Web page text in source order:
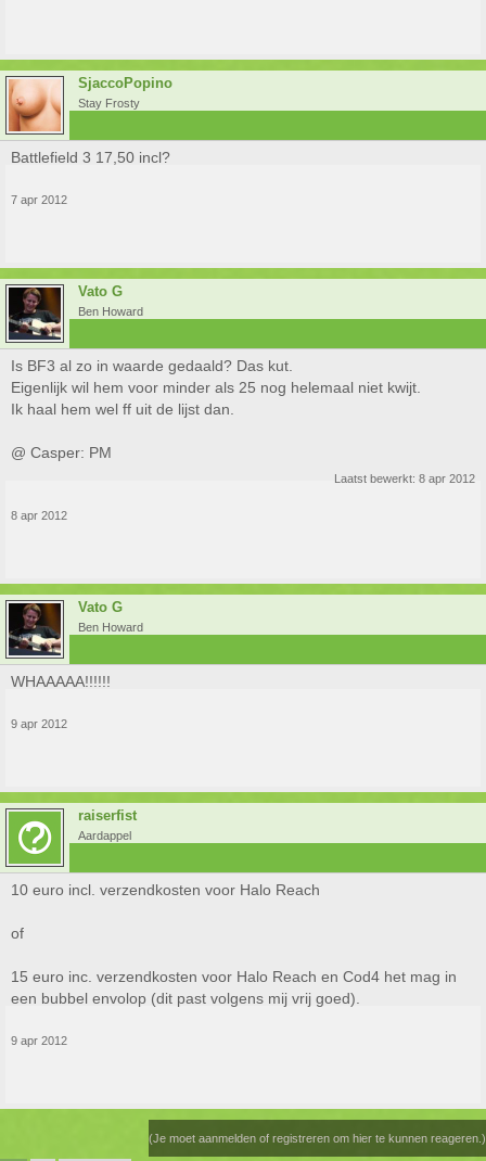
SjaccoPopino
Stay Frosty
Battlefield 3 17,50 incl?
7 apr 2012
Vato G
Ben Howard
Is BF3 al zo in waarde gedaald? Das kut.
Eigenlijk wil hem voor minder als 25 nog helemaal niet kwijt.
Ik haal hem wel ff uit de lijst dan.
@ Casper: PM
Laatst bewerkt: 8 apr 2012
8 apr 2012
Vato G
Ben Howard
WHAAAAA!!!!!!
9 apr 2012
raiserfist
Aardappel
10 euro incl. verzendkosten voor Halo Reach
of
15 euro inc. verzendkosten voor Halo Reach en Cod4 het mag in
een bubbel envolop (dit past volgens mij vrij goed).
9 apr 2012
(Je moet aanmelden of registreren om hier te kunnen reageren.)